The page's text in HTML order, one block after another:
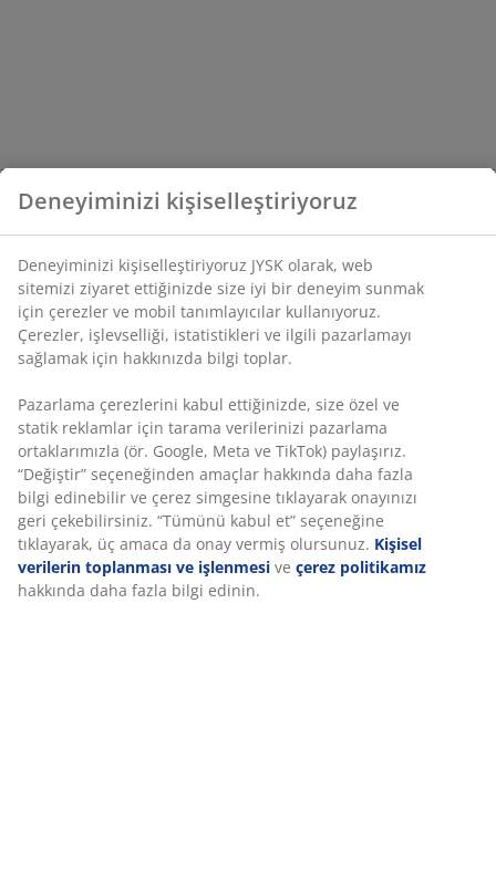
Deneyiminizi kişiselleştiriyoruz
Deneyiminizi kişiselleştiriyoruz JYSK olarak, web
sitemizi ziyaret ettiğinizde size iyi bir deneyim sunmak
için çerezler ve mobil tanımlayıcılar kullanıyoruz.
Çerezler, işlevselliği, istatistikleri ve ilgili pazarlamayı
sağlamak için hakkınızda bilgi toplar.
Pazarlama çerezlerini kabul ettiğinizde, size özel ve
statik reklamlar için tarama verilerinizi pazarlama
ortaklarımızla (ör. Google, Meta ve TikTok) paylaşırız.
“Değiştir” seçeneğinden amaçlar hakkında daha fazla
bilgi edinebilir ve çerez simgesine tıklayarak onayınızı
geri çekebilirsiniz. “Tümünü kabul et” seçeneğine
tıklayarak, üç amaca da onay vermiş olursunuz. Kişisel
verilerin toplanması ve işlenmesi ve çerez politikamız
hakkında daha fazla bilgi edinin.